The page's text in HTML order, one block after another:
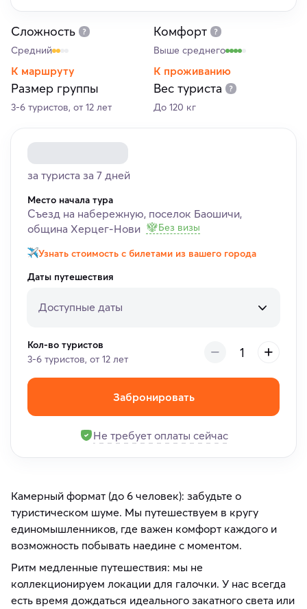
Сложность
Средний
К маршруту
Комфорт
Выше среднего
К проживанию
Размер группы
3-6 туристов, от 12 лет
Вес туриста
До 120 кг
за туриста за 7 дней
Место начала тура
Съезд на набережную, поселок Баошичи,
община Херцег-Нови
Без визы
Узнать стоимость с билетами из вашего города
Даты путешествия
Доступные даты
Кол-во туристов
3-6 туристов, от 12 лет
Забронировать
Не требует оплаты сейчас
Камерный формат (до 6 человек): забудьте о
туристическом шуме. Мы путешествуем в кругу
единомышленников, где важен комфорт каждого и
возможность побывать наедине с моментом.
Ритм медленные путешествия: мы не
коллекционируем локации для галочки. У нас всегда
есть время дождаться идеального закатного света или